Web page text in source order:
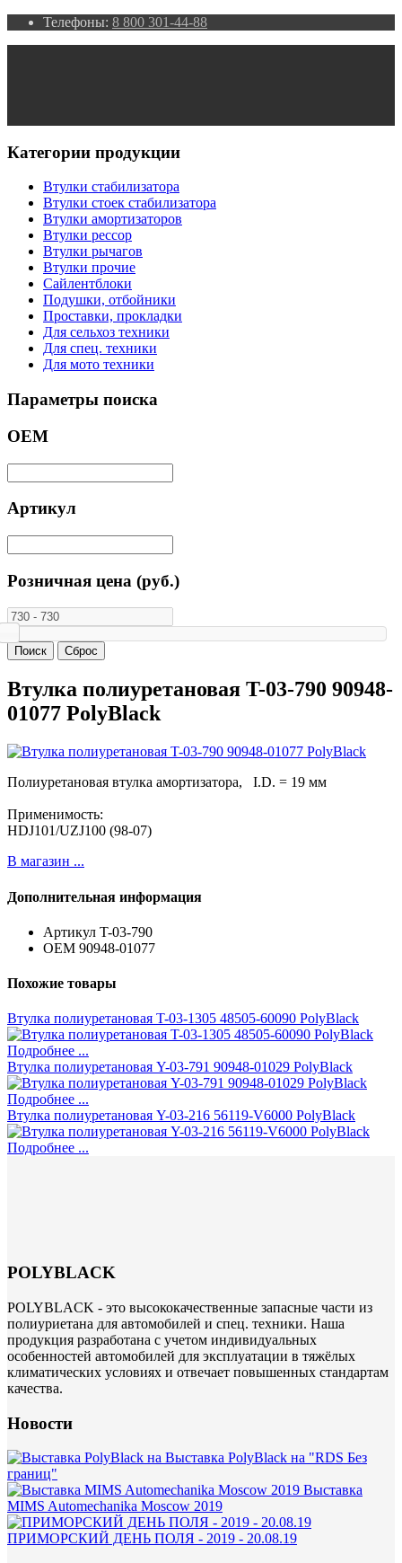
Телефоны: 8 800 301-44-88
Категории продукции
Втулки стабилизатора
Втулки стоек стабилизатора
Втулки амортизаторов
Втулки рессор
Втулки рычагов
Втулки прочие
Сайлентблоки
Подушки, отбойники
Проставки, прокладки
Для сельхоз техники
Для спец. техники
Для мото техники
Параметры поиска
ОЕМ
Артикул
Розничная цена (руб.)
Втулка полиуретановая T-03-790 90948-
01077 PolyBlack
Полиуретановая втулка амортизатора, I.D. = 19 мм
Применимость:
HDJ101/UZJ100 (98-07)
В магазин ...
Дополнительная информация
Артикул T-03-790
ОЕМ 90948-01077
Похожие товары
Втулка полиуретановая T-03-1305 48505-60090 PolyBlack
Подробнее ...
Втулка полиуретановая Y-03-791 90948-01029 PolyBlack
Подробнее ...
Втулка полиуретановая Y-03-216 56119-V6000 PolyBlack
Подробнее ...
POLYBLACK
POLYBLACK - это высококачественные запасные части из
полиуриетана для автомобилей и спец. техники. Наша
продукция разработана с учетом индивидуальных
особенностей автомобилей для эксплуатации в тяжёлых
климатических условиях и отвечает повышенных стандартам
качества.
Новости
Выставка PolyBlack на "RDS Без
границ"
Выставка
MIMS Automechanika Moscow 2019
ПРИМОРСКИЙ ДЕНЬ ПОЛЯ - 2019 - 20.08.19